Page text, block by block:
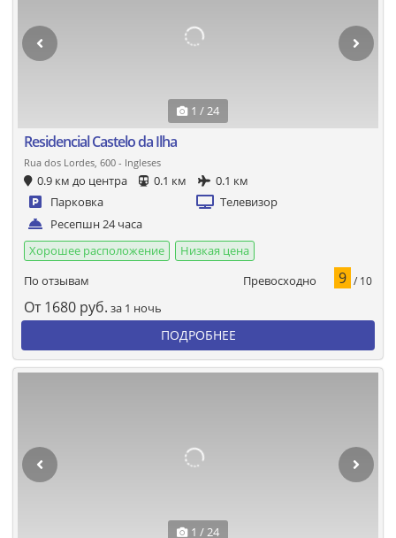
1 / 24
Residencial Castelo da Ilha
Rua dos Lordes, 600 - Ingleses
0.9 км до центра 0.1 км
0.1 км
Парковка
Телевизор
Ресепшн 24 часа
Хорошее расположение
Низкая цена
По отзывам
Превосходно 9 / 10
От 1680 руб. за 1 ночь
ПОДРОБНЕЕ
1 / 24